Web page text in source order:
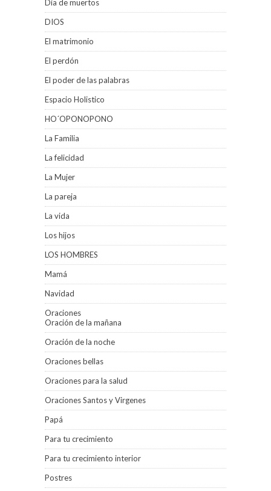
Dia de muertos
DIOS
El matrimonio
El perdón
El poder de las palabras
Espacio Holistico
HO´OPONOPONO
La Familia
La felicidad
La Mujer
La pareja
La vida
Los hijos
LOS HOMBRES
Mamá
Navidad
Oraciones
Oración de la mañana
Oración de la noche
Oraciones bellas
Oraciones para la salud
Oraciones Santos y Virgenes
Papá
Para tu crecimiento
Para tu crecimiento interior
Postres